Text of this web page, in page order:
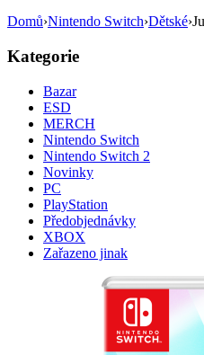
Domů›Nintendo Switch›Dětské›
Kategorie
Bazar
ESD
MERCH
Nintendo Switch
Nintendo Switch 2
Novinky
PC
PlayStation
Předobjednávky
XBOX
Zařazeno jinak